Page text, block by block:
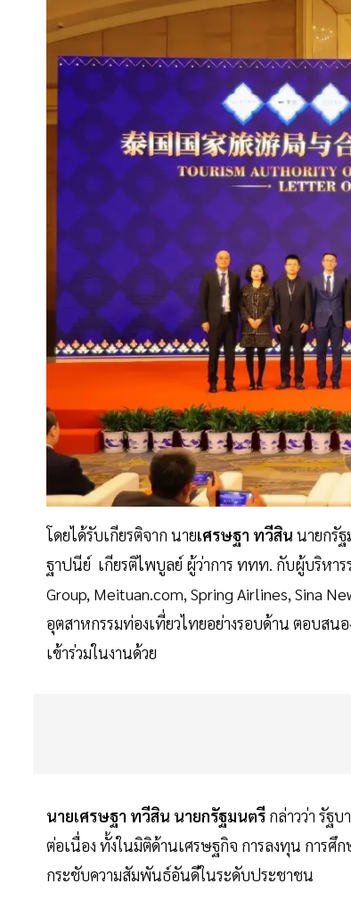
โดยได้รับเกียรติจาก นายเศรษฐา ทวีสิน นายกรั
ฐาปนีย์ เกียรติไพบูลย์ ผู้ว่าการ ททท. กับผู้บริหา
Group, Meituan.com, Spring Airlines, Sina
อุตสาหกรรมท่องเที่ยวไทยอย่างรอบด้าน ตอบส
เข้าร่วมในงานด้วย
นายเศรษฐา ทวีสิน นายกรัฐมนตรี กล่าวว่า รัฐ
ต่อเนื่อง ทั้งในมิติด้านเศรษฐกิจ การลงทุน การศึ
กระชับความสัมพันธ์อันดีในระดับประชาชน